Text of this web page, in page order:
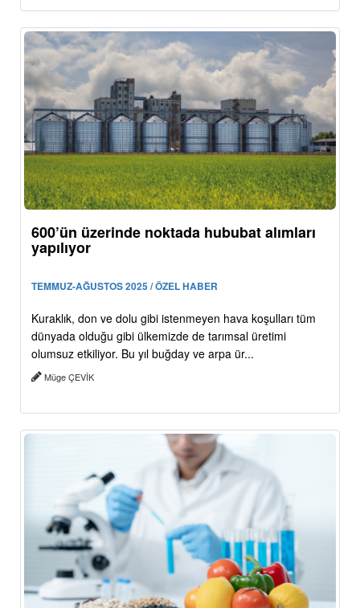
600’ün üzerinde noktada hububat alımları
yapılıyor
TEMMUZ-AĞUSTOS 2025 / ÖZEL HABER
Kuraklık, don ve dolu gibi istenmeyen hava koşulları tüm
dünyada olduğu gibi ülkemizde de tarımsal üretimi
olumsuz etkiliyor. Bu yıl buğday ve arpa ür...
Müge ÇEVİK